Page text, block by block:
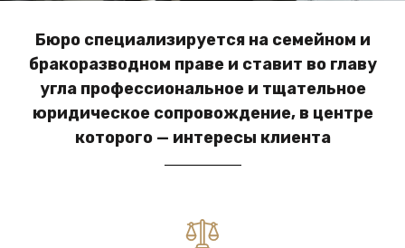
Бюро специализируется на семейном и
бракоразводном праве и ставит во главу
угла профессиональное и тщательное
юридическое сопровождение, в центре
которого — интересы клиента